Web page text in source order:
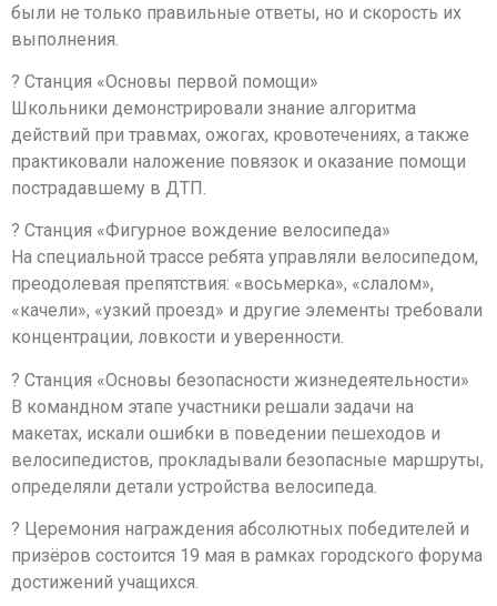
были не только правильные ответы, но и скорость их
выполнения.
? Станция «Основы первой помощи»
Школьники демонстрировали знание алгоритма
действий при травмах, ожогах, кровотечениях, а также
практиковали наложение повязок и оказание помощи
пострадавшему в ДТП.
? Станция «Фигурное вождение велосипеда»
На специальной трассе ребята управляли велосипедом,
преодолевая препятствия: «восьмерка», «слалом»,
«качели», «узкий проезд» и другие элементы требовали
концентрации, ловкости и уверенности.
? Станция «Основы безопасности жизнедеятельности»
В командном этапе участники решали задачи на
макетах, искали ошибки в поведении пешеходов и
велосипедистов, прокладывали безопасные маршруты,
определяли детали устройства велосипеда.
? Церемония награждения абсолютных победителей и
призёров состоится 19 мая в рамках городского форума
достижений учащихся.